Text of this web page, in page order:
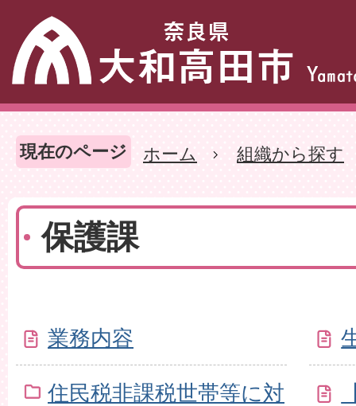
現在のページ ホーム 組織から探す
保護課
業務内容
住民税非課税世帯等に対